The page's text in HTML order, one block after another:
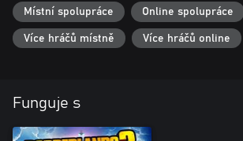
Místní spolupráce Online spolupráce
Více hráčů místně Více hráčů online
Funguje s